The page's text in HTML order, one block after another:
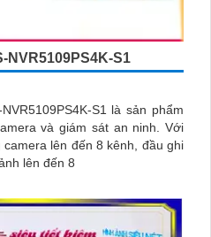
NVR5109PS4K-S1
S1 là sản phẩm
và giám sát an ninh. Với
lên đến 8 kênh, đầu ghi
lên đến 8